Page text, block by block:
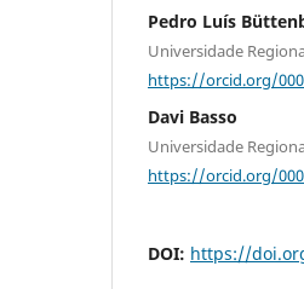
Pedro Luís
Universidade
https://orcid.org/
Davi Basso
Universidade
https://orcid.org/
DOI: https://